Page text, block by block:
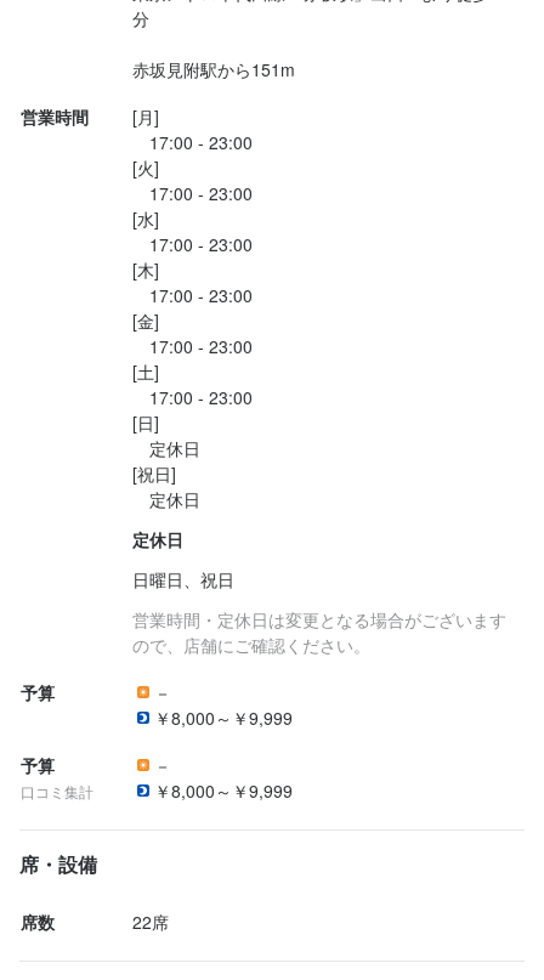
分
赤坂見附駅から151m
営業時間
[月]
17:00 - 23:00
[火]
17:00 - 23:00
[水]
17:00 - 23:00
[木]
17:00 - 23:00
[金]
17:00 - 23:00
[土]
17:00 - 23:00
[日]
定休日
[祝日]
定休日
日曜日、祝日
営業時間・定休日は変更となる場合がございます
ので、店舗にご確認ください。
予算
－
￥8,000～￥9,999
予算
口コミ集計
－
￥8,000～￥9,999
席・設備
席数 22席